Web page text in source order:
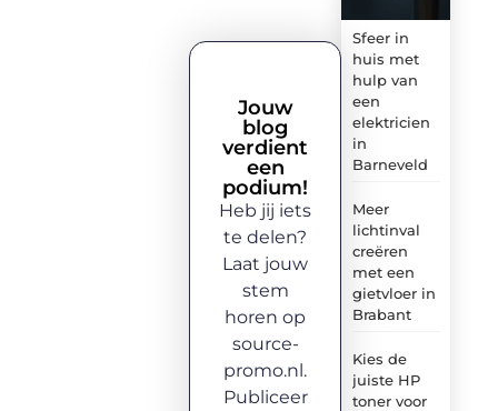
Sfeer in
huis met
hulp van
een
elektricien
in
Barneveld
Meer
lichtinval
creëren
met een
gietvloer in
Brabant
Kies de
juiste HP
toner voor
Jouw
blog
verdient
een
podium!
Heb jij iets
te delen?
Laat jouw
stem
horen op
source-
promo.nl.
Publiceer